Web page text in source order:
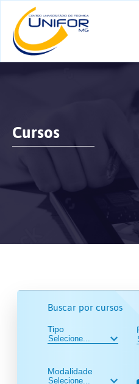
Cursos
Buscar por cursos
Tipo
Modalidade